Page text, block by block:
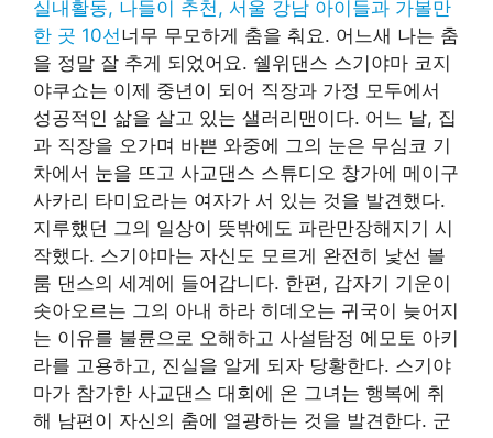
실내활동, 나들이 추천, 서울 강남 아이들과 가볼만
한 곳 10선너무 무모하게 춤을 춰요. 어느새 나는 춤
을 정말 잘 추게 되었어요. 쉘위댄스 스기야마 코지
야쿠쇼는 이제 중년이 되어 직장과 가정 모두에서
성공적인 삶을 살고 있는 샐러리맨이다. 어느 날, 집
과 직장을 오가며 바쁜 와중에 그의 눈은 무심코 기
차에서 눈을 뜨고 사교댄스 스튜디오 창가에 메이구
사카리 타미요라는 여자가 서 있는 것을 발견했다.
지루했던 그의 일상이 뜻밖에도 파란만장해지기 시
작했다. 스기야마는 자신도 모르게 완전히 낯선 볼
룸 댄스의 세계에 들어갑니다. 한편, 갑자기 기운이
솟아오르는 그의 아내 하라 히데오는 귀국이 늦어지
는 이유를 불륜으로 오해하고 사설탐정 에모토 아키
라를 고용하고, 진실을 알게 되자 당황한다. 스기야
마가 참가한 사교댄스 대회에 온 그녀는 행복에 취
해 남편이 자신의 춤에 열광하는 것을 발견한다. 군